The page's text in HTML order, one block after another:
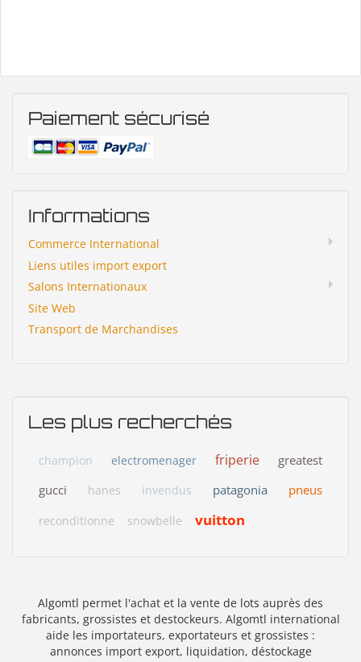
Paiement sécurisé
Informations
Commerce International
Liens utiles import export
Salons Internationaux
Site Web
Transport de Marchandises
Les plus recherchés
champion electromenager friperie
greatest
gucci
hanes invendus patagonia pneus
reconditionne snowbelle vuitton
Algomtl permet l'achat et la vente de lots auprès des
fabricants, grossistes et destockeurs. Algomtl international
aide les importateurs, exportateurs et grossistes :
annonces import export, liquidation, déstockage